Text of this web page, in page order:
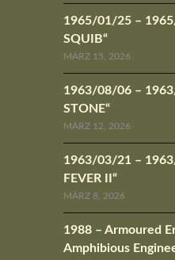
1965/01/25 –
SQUIB“
MÄRZ 15, 2026
1963/08/06 –
STONE“
MÄRZ 12, 2026
1963/03/21 –
FEVER II“
MÄRZ 8, 2026
1988 – Armoured
Amphibious